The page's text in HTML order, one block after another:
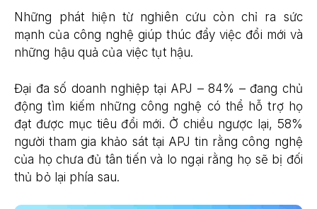
Những phát hiện từ nghiên cứu còn chỉ ra sức
mạnh của công nghệ giúp thúc đẩy việc đổi mới và
những hậu quả của việc tụt hậu.
Đại đa số doanh nghiệp tại APJ – 84% – đang chủ
động tìm kiếm những công nghệ có thể hỗ trợ họ
đạt được mục tiêu đổi mới. Ở chiều ngược lại, 58%
người tham gia khảo sát tại APJ tin rằng công nghệ
của họ chưa đủ tân tiến và lo ngại rằng họ sẽ bị đối
thủ bỏ lại phía sau.